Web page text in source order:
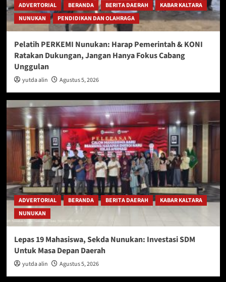
ADVERTORIAL BERANDA BERITA DAERAH
KABAR KALTARA
NUNUKAN
PENDIDIKAN DAN OLAHRAGA
Pelatih PERKEMI Nunukan: Harap Pemerintah & KONI
Ratakan Dukungan, Jangan Hanya Fokus Cabang
Unggulan
yutda alin Agustus 5, 2026
ADVERTORIAL BERANDA BERITA DAERAH
KABAR KALTARA
NUNUKAN
Lepas 19 Mahasiswa, Sekda Nunukan: Investasi SDM
Untuk Masa Depan Daerah
yutda alin Agustus 5, 2026